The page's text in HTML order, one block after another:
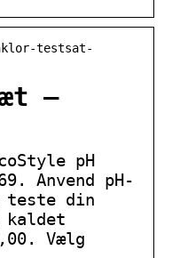
testsat-
–
pH
Anvend pH-
din
kaldet
Vælg